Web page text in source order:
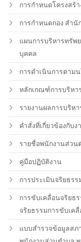
การกำหนดโครงสร้
การกำหนดกอง สำ
แผนการบริหารทรัพ
บุคคล
การดำเนินการตาม
หลักเกณฑ์การบริห
รายงานผลการบริห
คำสั่งที่เกี่ยวข้องกับ
รายชื่อพนักงานส่วน
คู่มือปฏิบัติงาน
การประเมินจริยธร
การขับเคลื่อนจริยธ
จริยธรรมการขับเค
แบบสำรวจข้อมูลสภ